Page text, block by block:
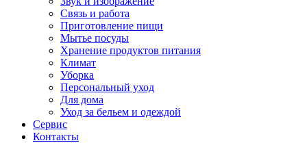
Связь и работа
Приготовление пищи
Мытье посуды
Хранение продуктов питания
Климат
Уборка
Персональный уход
Для дома
Уход за бельем и одеждой
Сервис
Контакты